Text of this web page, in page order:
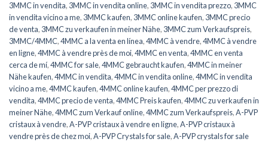
3MMC in vendita, 3MMC in vendita online, 3MMC in vendita prezzo, 3MMC
in vendita vicino a me, 3MMC kaufen, 3MMC online kaufen, 3MMC precio
de venta, 3MMC zu verkaufen in meiner Nähe, 3MMC zum Verkaufspreis,
3MMC/4MMC,4MMC a la venta en línea,4MMC à vendre,4MMC à vendre
en ligne,4MMC à vendre près de moi,4MMC en venta,4MMC en venta
cerca de mí,4MMC for sale,4MMC gebraucht kaufen,4MMC in meiner
Nähe kaufen,4MMC in vendita,4MMC in vendita online,4MMC in vendita
vicino a me,4MMC kaufen,4MMC online kaufen,4MMC per prezzo di
vendita,4MMC precio de venta,4MMC Preis kaufen,4MMC zu verkaufen in
meiner Nähe,4MMC zum Verkauf online,4MMC zum Verkaufspreis,A-PVP
cristaux à vendre,A-PVP cristaux à vendre en ligne,A-PVP cristaux à
vendre près de chez moi,A-PVP Crystals for sale,A-PVP crystals for sale